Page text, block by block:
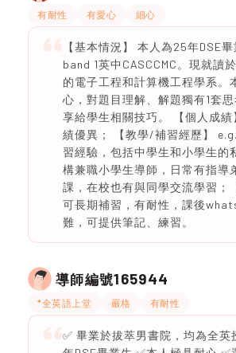
有耐性 有愛心 細心
【基本情況】 本人為25年DSE
band 1英中CASCCMC。現就讀
的電子工程和計算機工程學系。
心，對題目理解、解題獨有1套
享給學生相關技巧。 【個人成績
績優異； 【教學/補習經歷】
習經驗，包括中學生和小學生的
構兼職小學生導師，日常有指導
課，在校也有與同學交流學習；
可長期補習，有耐性，課後
難，可提供筆記、練習。
導師編號165944
*全英語上堂 嚴格 有耐性
✅ 畢業於拔萃男書院，均為全英